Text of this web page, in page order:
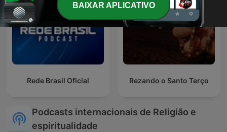
Rede Brasil Oficial Rezando o Santo Terço
Podcasts internacionais de Religião e
espiritualidade
BAIXAR APLICATIVO